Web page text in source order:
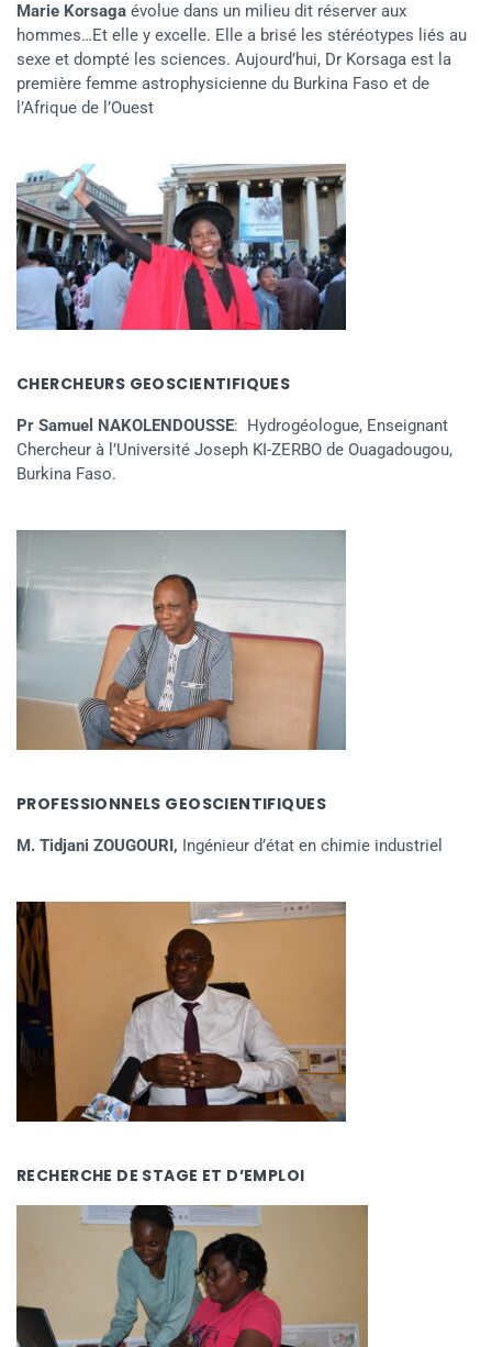
Marie Korsaga évolue dans un milieu dit réserver aux
hommes…Et elle y excelle. Elle a brisé les stéréotypes liés au
sexe et dompté les sciences. Aujourd’hui, Dr Korsaga est la
première femme astrophysicienne du Burkina Faso et de
l’Afrique de l’Ouest
CHERCHEURS GEOSCIENTIFIQUES
Pr Samuel NAKOLENDOUSSE: Hydrogéologue, Enseignant
Chercheur à l’Université Joseph KI-ZERBO de Ouagadougou,
Burkina Faso.
PROFESSIONNELS GEOSCIENTIFIQUES
M. Tidjani ZOUGOURI, Ingénieur d’état en chimie industriel
RECHERCHE DE STAGE ET D’EMPLOI